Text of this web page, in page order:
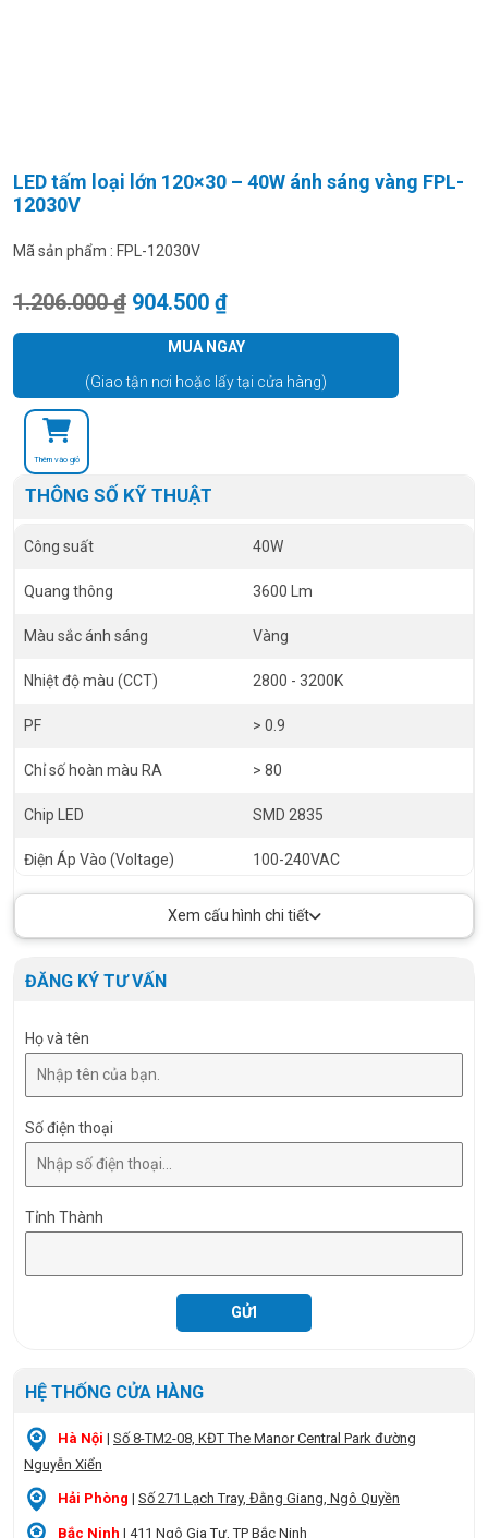
LED tấm loại lớn 120×30 – 40W ánh sáng vàng FPL-
12030V
Mã sản phẩm : FPL-12030V
1.206.000₫ Giá gốc là: 1.206.000 ₫.
904.500 ₫Giá hiện tại là: 904.500 ₫.
MUA NGAY
(Giao tận nơi hoặc lấy tại cửa hàng)
Thêm vào giỏ
THÔNG SỐ KỸ THUẬT
Công suất 40W
Quang thông 3600 Lm
Màu sắc ánh sáng Vàng
Nhiệt độ màu (CCT) 2800 - 3200K
PF > 0.9
Chỉ số hoàn màu RA > 80
Chip LED SMD 2835
Điện Áp Vào (Voltage) 100-240VAC
Xem cấu hình chi tiết
ĐĂNG KÝ TƯ VẤN
Họ và tên
Số điện thoại
Tỉnh Thành
HỆ THỐNG CỬA HÀNG
Hà Nội | Số 8-TM2-08, KĐT The Manor Central Park đường
Nguyễn Xiển
Hải Phòng | Số 271 Lạch Tray, Đằng Giang, Ngô Quyền
Bắc Ninh | 411 Ngô Gia Tự, TP Bắc Ninh